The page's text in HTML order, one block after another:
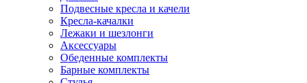
Подвесные кресла и качели
Кресла-качалки
Лежаки и шезлонги
Аксессуары
Обеденные комплекты
Барные комплекты